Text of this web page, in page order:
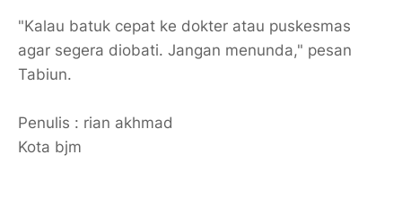
"Kalau batuk cepat ke dokter atau puskesmas
agar segera diobati. Jangan menunda," pesan
Tabiun.
Penulis : rian akhmad
Kota bjm